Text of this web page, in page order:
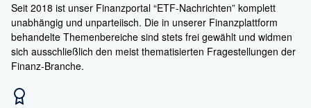
Seit 2018 ist unser Finanzportal “ETF-Nachrichten” komplett
unabhängig und unparteiisch. Die in unserer Finanzplattform
behandelte Themenbereiche sind stets frei gewählt und widmen
sich ausschließlich den meist thematisierten Fragestellungen der
Finanz-Branche.